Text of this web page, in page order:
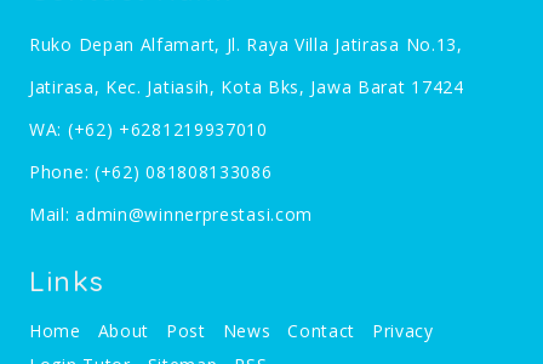
Ruko Depan Alfamart, Jl. Raya Villa Jatirasa No.13,
Jatirasa, Kec. Jatiasih, Kota Bks, Jawa Barat 17424
WA: (+62) +6281219937010
Phone: (+62) 081808133086
Mail:admin@winnerprestasi.com
Links
Home About Post News Contact
Privacy